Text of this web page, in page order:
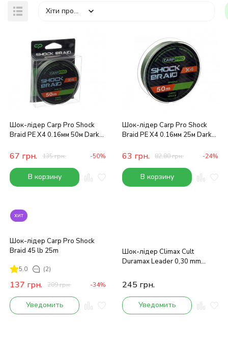
Хіти продажів
Шок-лідер Carp Pro Shock
Braid PE X4 0.16мм 50м Dark
67 грн. 135грн. -50%
В корзину
Шок-лідер Carp Pro Shock
Braid PE X4 0.16мм 25м Dark
63 грн. 82,80грн. -24%
В корзину
хит
Шок-лідер Carp Pro Shock
Braid 45 lb 25m
5.0 (2)
137 грн. 209грн. -34%
Уведомить
Шок-лідер Climax Cult
Duramax Leader 0,30 mm
245 грн.
Уведомить